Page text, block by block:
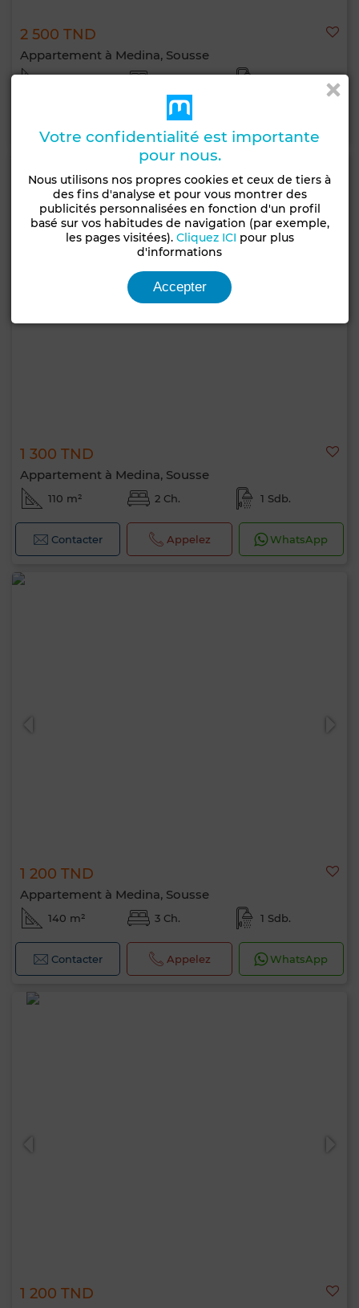
2 500 TND
Appartement à Medina, Sousse
175 m² 1 Ch. 1 Sdb.
Appelez
1 300 TND
Appartement à Medina, Sousse
110 m² 2 Ch. 1 Sdb.
Contacter Appelez WhatsApp
1 200 TND
Appartement à Medina, Sousse
140 m² 3 Ch. 1 Sdb.
Contacter Appelez WhatsApp
1 200 TND
Votre confidentialité est importante
pour nous.
Nous utilisons nos propres cookies et ceux de tiers à
des fins d'analyse et pour vous montrer des
publicités personnalisées en fonction d'un profil
basé sur vos habitudes de navigation (par exemple,
les pages visitées). Cliquez ICI pour plus
d'informations
Accepter